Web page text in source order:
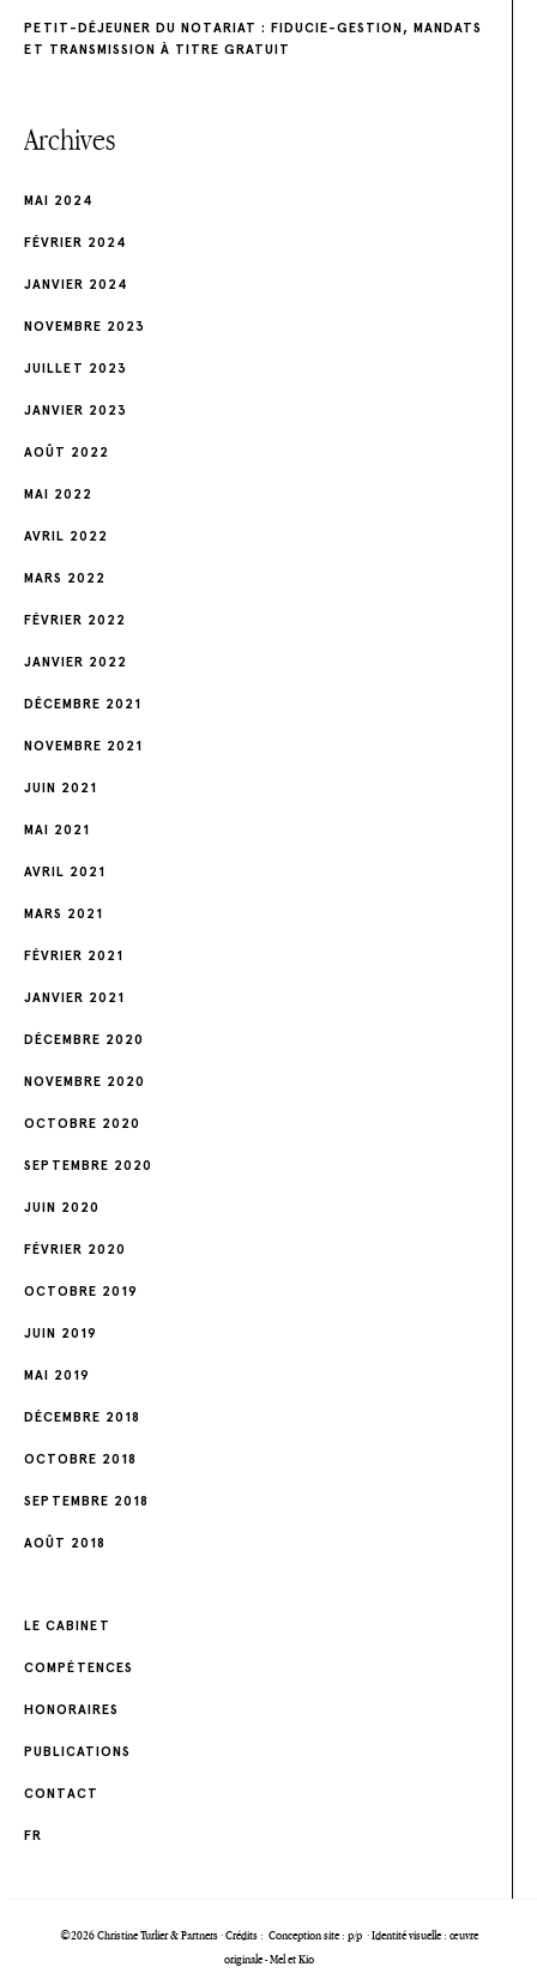
a
t
e
PETIT-DÉJEUNER DU NOTARIAT : FIDUCIE-GESTION, MANDATS
ET TRANSMISSION À TITRE GRATUIT
Archives
MAI 2024
FÉVRIER 2024
JANVIER 2024
NOVEMBRE 2023
JUILLET 2023
JANVIER 2023
AOÛT 2022
MAI 2022
AVRIL 2022
MARS 2022
FÉVRIER 2022
JANVIER 2022
DÉCEMBRE 2021
NOVEMBRE 2021
JUIN 2021
MAI 2021
AVRIL 2021
MARS 2021
FÉVRIER 2021
JANVIER 2021
DÉCEMBRE 2020
NOVEMBRE 2020
OCTOBRE 2020
SEPTEMBRE 2020
JUIN 2020
FÉVRIER 2020
OCTOBRE 2019
JUIN 2019
MAI 2019
DÉCEMBRE 2018
OCTOBRE 2018
SEPTEMBRE 2018
AOÛT 2018
LE CABINET
COMPÉTENCES
HONORAIRES
PUBLICATIONS
CONTACT
FR
©2026 Christine Turlier & Partners · Crédits : Conception site : p/p ·Identité visuelle : œuvre
originale - Mel et Kio